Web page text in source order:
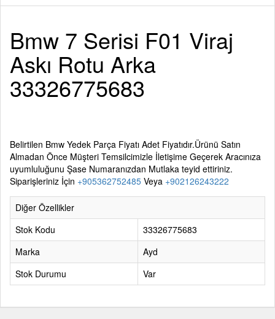
Bmw 7 Serisi F01 Viraj
Askı Rotu Arka
33326775683
Belirtilen Bmw Yedek Parça Fiyatı Adet Fiyatıdır.Ürünü Satın
Almadan Önce Müşteri Temsilcimizle İletişime Geçerek Aracınıza
uyumluluğunu Şase Numaranızdan Mutlaka teyid ettiriniz.
Siparişleriniz İçin +905362752485 Veya +902126243222
Diğer Özellikler
Stok Kodu
33326775683
Marka
Ayd
Stok Durumu
Var